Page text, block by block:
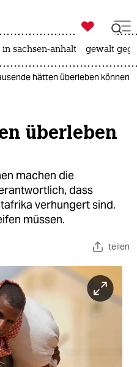
ich

taz zahl ich
in sachsen-anhalt gewalt
hätten überleben können
überleben
machen die
dass
verhungert sind.
müssen.
teilen